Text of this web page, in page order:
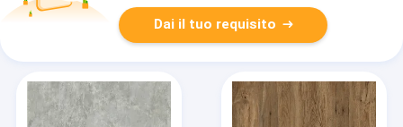
Dai il tuo requisito